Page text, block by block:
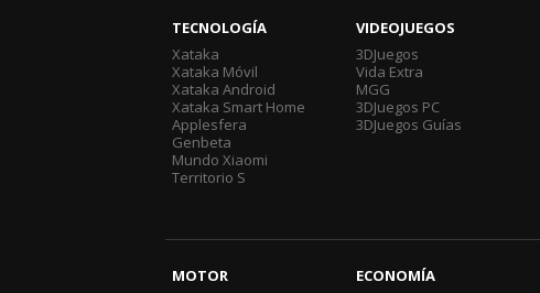
TECNOLOGÍA
Xataka
Xataka Móvil
Xataka Android
Xataka Smart Home
Applesfera
Genbeta
Mundo Xiaomi
Territorio S
VIDEOJUEGOS
3DJuegos
Vida Extra
MGG
3DJuegos PC
3DJuegos Guías
MOTOR
ECONOMÍA